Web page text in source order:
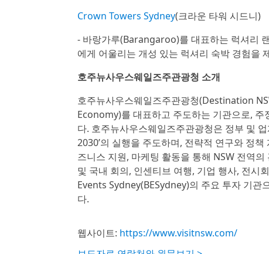
Crown Towers Sydney(크라운 타워 시드니)
- 바랑가루(Barangaroo)를 대표하는 럭셔리
에게 어울리는 개성 있는 럭셔리 숙박 경험을
호주뉴사우스웨일즈주관광청 소개
호주뉴사우스웨일즈주관광청(Destination
Economy)를 대표하고 주도하는 기관으로,
다. 호주뉴사우스웨일즈주관광청은 정부 및
2030’의 실행을 주도하며, 전략적 연구와 정
즈니스 지원, 마케팅 활동을 통해 NSW 전역
및 국내 회의, 인센티브 여행, 기업 행사, 전시
Events Sydney(BESydney)의 주요 투자 기관
다.
웹사이트: https://www.visitnsw.com/